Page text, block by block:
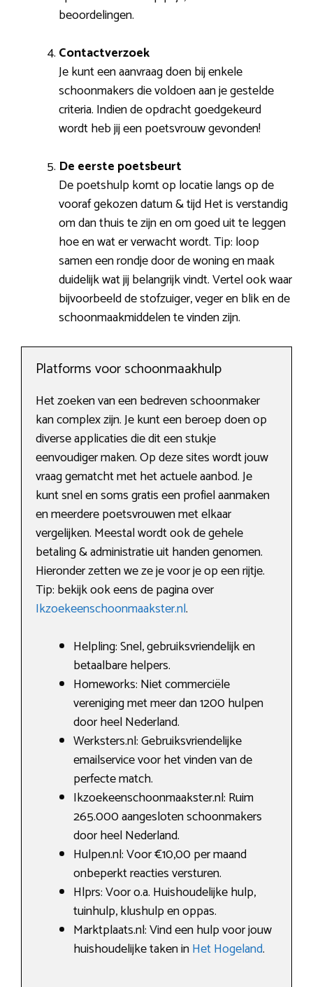
beoordelingen.
Contactverzoek
Je kunt een aanvraag doen bij enkele
schoonmakers die voldoen aan je gestelde
criteria. Indien de opdracht goedgekeurd
wordt heb jij een poetsvrouw gevonden!
De eerste poetsbeurt
De poetshulp komt op locatie langs op de
vooraf gekozen datum & tijd Het is verstandig
om dan thuis te zijn en om goed uit te leggen
hoe en wat er verwacht wordt. Tip: loop
samen een rondje door de woning en maak
duidelijk wat jij belangrijk vindt. Vertel ook waar
bijvoorbeeld de stofzuiger, veger en blik en de
schoonmaakmiddelen te vinden zijn.
Platforms voor schoonmaakhulp
Het zoeken van een bedreven schoonmaker
kan complex zijn. Je kunt een beroep doen op
diverse applicaties die dit een stukje
eenvoudiger maken. Op deze sites wordt jouw
vraag gematcht met het actuele aanbod. Je
kunt snel en soms gratis een profiel aanmaken
en meerdere poetsvrouwen met elkaar
vergelijken. Meestal wordt ook de gehele
betaling & administratie uit handen genomen.
Hieronder zetten we ze je voor je op een rijtje.
Tip: bekijk ook eens de pagina over
Ikzoekeenschoonmaakster.nl.
Helpling: Snel, gebruiksvriendelijk en
betaalbare helpers.
Homeworks: Niet commerciële
vereniging met meer dan 1200 hulpen
door heel Nederland.
Werksters.nl: Gebruiksvriendelijke
emailservice voor het vinden van de
perfecte match.
Ikzoekeenschoonmaakster.nl: Ruim
265.000 aangesloten schoonmakers
door heel Nederland.
Hulpen.nl: Voor €10,00 per maand
onbeperkt reacties versturen.
Hlprs: Voor o.a. Huishoudelijke hulp,
tuinhulp, klushulp en oppas.
Marktplaats.nl: Vind een hulp voor jouw
huishoudelijke taken inHet Hogeland.